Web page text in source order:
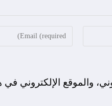
والموقع الإلكتروني